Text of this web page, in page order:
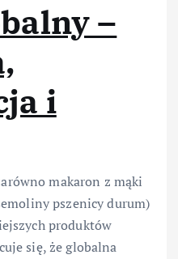
–
i
makaron z mąki
pszenicy durum)
produktów
się, że globalna